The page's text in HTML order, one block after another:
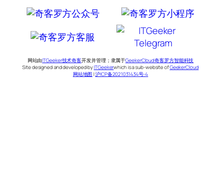
网站由ITGeeker技术奇客开发并管理；隶属于GeekerCloud奇客罗方智能科技
Site designed and developed byITGeekerwhich is a sub-website ofGeekerCloud
网站地图 |沪ICP备2021031434号-4